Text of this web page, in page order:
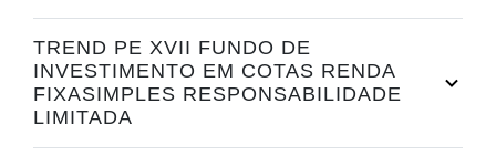
TREND PE XVII FUNDO DE
INVESTIMENTO EM COTAS RENDA
FIXASIMPLES RESPONSABILIDADE
LIMITADA